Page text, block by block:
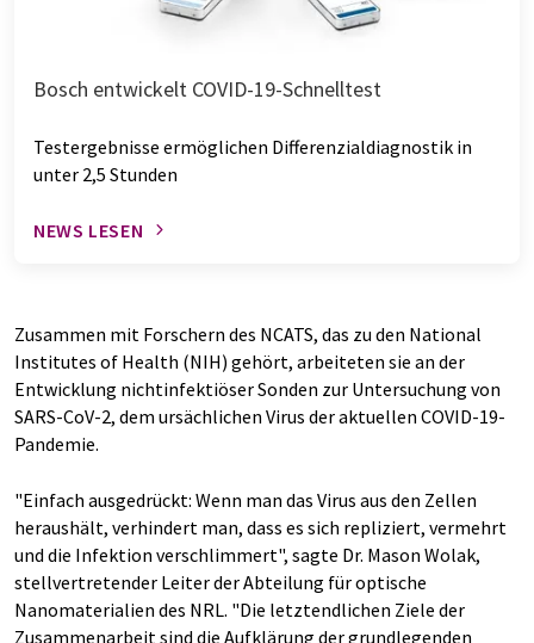
Bosch entwickelt COVID-19-Schnelltest
Testergebnisse ermöglichen Differenzialdiagnostik in
unter 2,5 Stunden
NEWS LESEN
Zusammen mit Forschern des NCATS, das zu den National
Institutes of Health (NIH) gehört, arbeiteten sie an der
Entwicklung nichtinfektiöser Sonden zur Untersuchung von
SARS-CoV-2, dem ursächlichen Virus der aktuellen COVID-19-
Pandemie.
"Einfach ausgedrückt: Wenn man das Virus aus den Zellen
heraushält, verhindert man, dass es sich repliziert, vermehrt
und die Infektion verschlimmert", sagte Dr. Mason Wolak,
stellvertretender Leiter der Abteilung für optische
Nanomaterialien des NRL. "Die letztendlichen Ziele der
Zusammenarbeit sind die Aufklärung der grundlegenden